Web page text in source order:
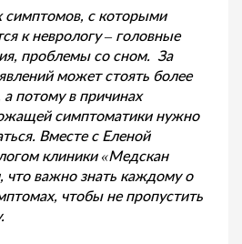
симптомов, с которыми
к неврологу – головные
проблемы со сном. За
может стоять более
а потому в причинах
симптоматики нужно
Вместе с Еленой
клиники «Медскан
что важно знать каждому о
чтобы не пропустить